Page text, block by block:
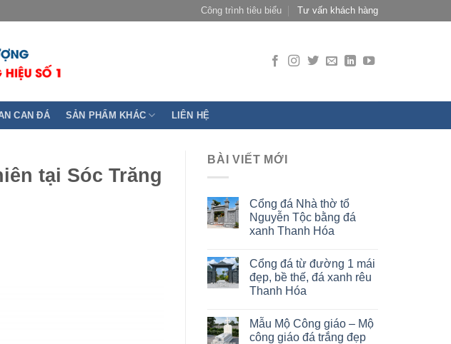
Công trình tiêu biểu Tư vấn khách hàng
CAN ĐÁ SẢN PHẨM KHÁC LIÊN HỆ
tại Sóc Trăng
BÀI VIẾT MỚI
Cổng đá Nhà thờ tổ
Nguyễn Tộc bằng đá
xanh Thanh Hóa
Cổng đá từ đường 1 mái
đẹp, bề thế, đá xanh rêu
Thanh Hóa
Mẫu Mộ Công giáo – Mộ
công giáo đá trắng đẹp